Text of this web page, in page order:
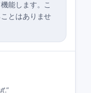
能します。こ
とはありませ
”